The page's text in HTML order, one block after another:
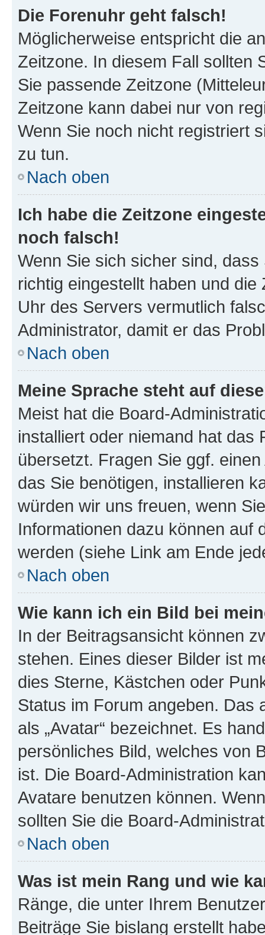
Die Forenuhr geht falsch!
Möglicherweise entspricht die
Zeitzone. In diesem Fall sollten
Sie passende Zeitzone
Zeitzone kann dabei nur von
Wenn Sie noch nicht registriert
zu tun.
Nach oben
Ich habe die Zeitzone
noch falsch!
Wenn Sie sich sicher sind,
richtig eingestellt haben und
Uhr des Servers vermutlich
Administrator, damit er das
Nach oben
Meine Sprache steht auf
Meist hat die Board-
installiert oder niemand hat das
übersetzt. Fragen Sie ggf.
das Sie benötigen, installieren
würden wir uns freuen, wenn
Informationen dazu können auf
werden (siehe Link am Ende
Nach oben
Wie kann ich ein Bild bei
In der Beitragsansicht können
stehen. Eines dieser Bilder ist
dies Sterne, Kästchen oder
Status im Forum angeben. Das
als „Avatar“ bezeichnet. Es
persönliches Bild, welches von
ist. Die Board-Administration
Avatare benutzen können.
sollten Sie die Board-
Nach oben
Was ist mein Rang und wie
Ränge, die unter Ihrem
Beiträge Sie bislang erstellt